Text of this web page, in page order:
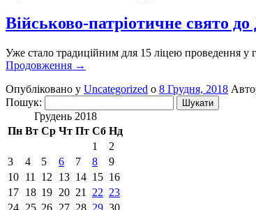
Військово-патріотичне свято
Уже стало традиційним для 15 ліцею проведення у
Продовження →
Опубліковано у Uncategorized о 8 Грудня, 2018
Пошук:
Грудень 2018
Пн Вт Ср Чт Пт Сб Нд
1
2
3
4 5 6 7 8
9
10 11 12 13 14 15 16
17 18 19 20 21 22 23
24 25 26 27 28 29 30